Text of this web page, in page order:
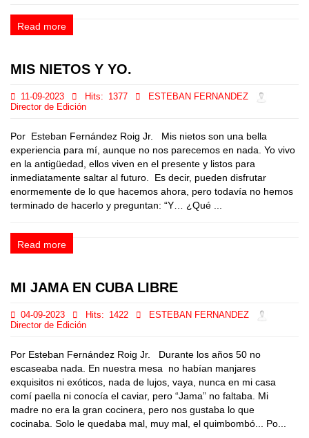
Read more
MIS NIETOS Y YO.
11-09-2023 Hits: 1377
ESTEBAN FERNANDEZ
Director de Edición
Por Esteban Fernández Roig Jr. Mis nietos son una bella
experiencia para mí, aunque no nos parecemos en nada. Yo vivo
en la antigüedad, ellos viven en el presente y listos para
inmediatamente saltar al futuro. Es decir, pueden disfrutar
enormemente de lo que hacemos ahora, pero todavía no hemos
terminado de hacerlo y preguntan: “Y… ¿Qué ...
Read more
MI JAMA EN CUBA LIBRE
04-09-2023 Hits: 1422
ESTEBAN FERNANDEZ
Director de Edición
Por Esteban Fernández Roig Jr. Durante los años 50 no
escaseaba nada. En nuestra mesa no habían manjares
exquisitos ni exóticos, nada de lujos, vaya, nunca en mi casa
comí paella ni conocía el caviar, pero “Jama” no faltaba. Mi
madre no era la gran cocinera, pero nos gustaba lo que
cocinaba. Solo le quedaba mal, muy mal, el quimbombó... Po...